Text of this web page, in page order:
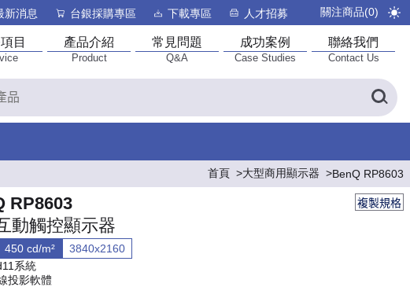
新消息 台銀採購專區 下載專區 人才招募 關注商品(0)
目 產品介紹
Product
常見問題
Q&A
成功案例
Case Studies
聯絡我們
Contact Us
首頁 大型商用顯示器 BenQ RP8603
複製規格
RP8603
動觸控顯示器
450 cd/m²
3840x2160
系統
投影軟體